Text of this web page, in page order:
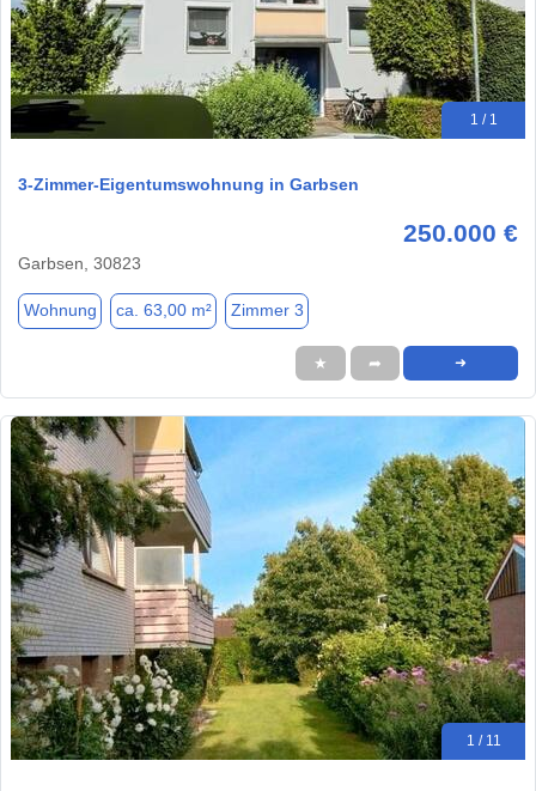
1 / 1
3-Zimmer-Eigentumswohnung in Garbsen
250.000 €
Garbsen, 30823
Wohnung ca. 63,00 m² Zimmer 3
★ ➦ ➜
1 / 11